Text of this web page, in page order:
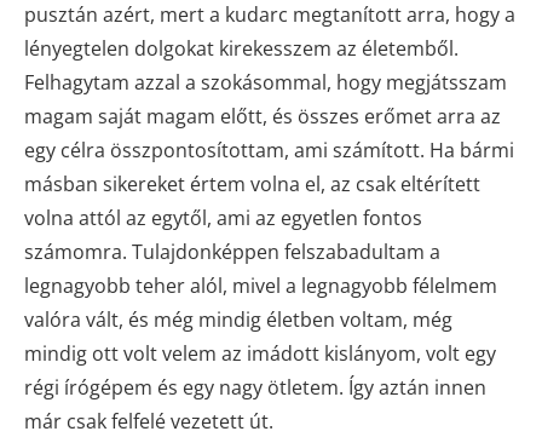
pusztán azért, mert a kudarc megtanított arra, hogy a
lényegtelen dolgokat kirekesszem az életemből.
Felhagytam azzal a szokásommal, hogy megjátsszam
magam saját magam előtt, és összes erőmet arra az
egy célra összpontosítottam, ami számított. Ha bármi
másban sikereket értem volna el, az csak eltérített
volna attól az egytől, ami az egyetlen fontos
számomra. Tulajdonképpen felszabadultam a
legnagyobb teher alól, mivel a legnagyobb félelmem
valóra vált, és még mindig életben voltam, még
mindig ott volt velem az imádott kislányom, volt egy
régi írógépem és egy nagy ötletem. Így aztán innen
már csak felfelé vezetett út.